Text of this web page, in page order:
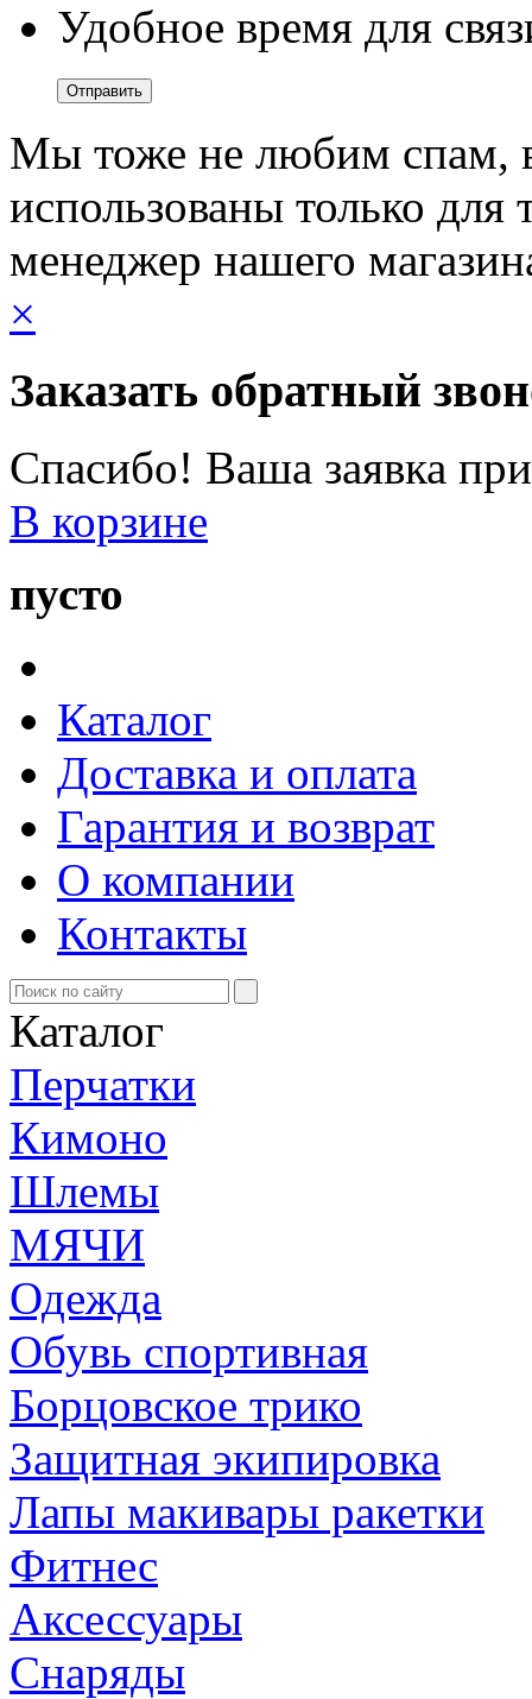
Удобное время для
Мы тоже не любим спам,
использованы только для
менеджер нашего
×
Заказать обратный
Спасибо! Ваша заявка
В корзине
пусто
Каталог
Доставка и оплата
Гарантия и возврат
О компании
Контакты
Каталог
Перчатки
Кимоно
Шлемы
МЯЧИ
Одежда
Обувь спортивная
Борцовское трико
Защитная экипировка
Лапы макивары ракетки
Фитнес
Аксессуары
Снаряды